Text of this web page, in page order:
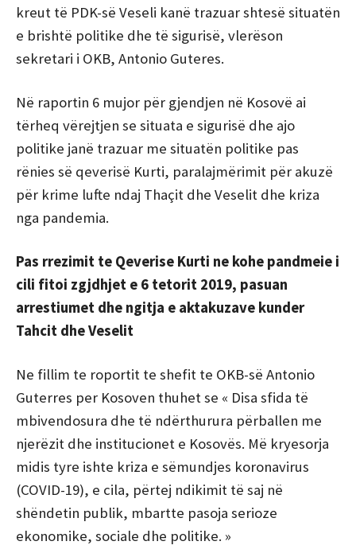
kreut të PDK-së Veseli kanë trazuar shtesë situatën
e brishtë politike dhe të sigurisë, vlerëson
sekretari i OKB, Antonio Guteres.
Në raportin 6 mujor për gjendjen në Kosovë ai
tërheq vërejtjen se situata e sigurisë dhe ajo
politike janë trazuar me situatën politike pas
rënies së qeverisë Kurti, paralajmërimit për akuzë
për krime lufte ndaj Thaçit dhe Veselit dhe kriza
nga pandemia.
Pas rrezimit te Qeverise Kurti ne kohe pandmeie i
cili fitoi zgjdhjet e 6 tetorit 2019, pasuan
arrestiumet dhe ngitja e aktakuzave kunder
Tahcit dhe Veselit
Ne fillim te roportit te shefit te OKB-së Antonio
Guterres per Kosoven thuhet se « Disa sfida të
mbivendosura dhe të ndërthurura përballen me
njerëzit dhe institucionet e Kosovës. Më kryesorja
midis tyre ishte kriza e sëmundjes koronavirus
(COVID-19), e cila, përtej ndikimit të saj në
shëndetin publik, mbartte pasoja serioze
ekonomike, sociale dhe politike. »